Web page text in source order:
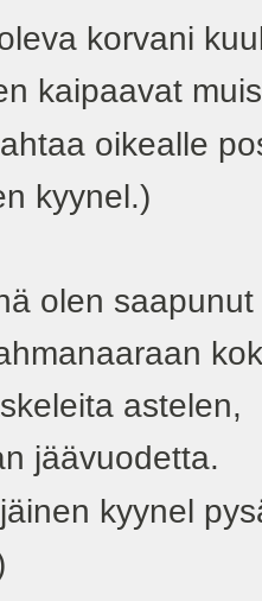
korvani
kaipaavat
oikealle
kyynel.)
olen
astelen,
jäävuodetta.
kyynel